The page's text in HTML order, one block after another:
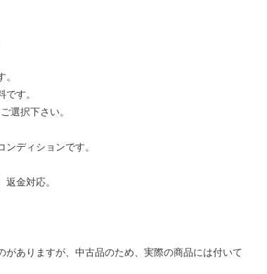
す。
選択下さい。
ディションです。
金対応。
がありますが、中古品のため、実際の商品には付いて